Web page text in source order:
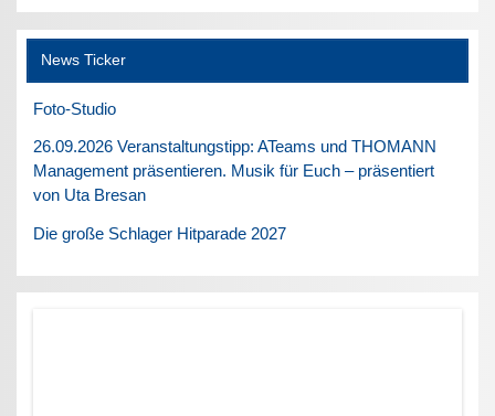
News Ticker
Foto-Studio
26.09.2026 Veranstaltungstipp: ATeams und THOMANN
Management präsentieren. Musik für Euch – präsentiert
von Uta Bresan
Die große Schlager Hitparade 2027